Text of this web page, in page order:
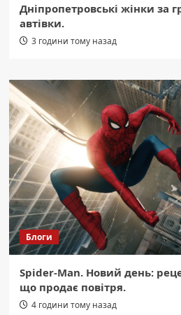
Дніпропетровські жінки за
автівки.
3 години тому назад
Блоги
Spider-Man. Новий день:
що продає повітря.
4 години тому назад